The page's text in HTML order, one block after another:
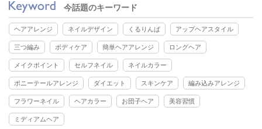
今話題のキーワード
ヘアアレンジ ネイルデザイン くるりんぱ アップヘアスタイル
三つ編み ボディケア 簡単ヘアアレンジ ロングヘア
メイクポイント セルフネイル ネイルカラー
ポニーテールアレンジ ダイエット スキンケア 編み込みアレンジ
フラワーネイル ヘアカラー お団子ヘア 美容習慣
ミディアムヘア